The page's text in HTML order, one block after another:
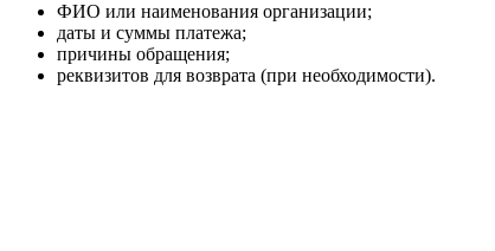
ФИО или наименования организации;
даты и суммы платежа;
причины обращения;
реквизитов для возврата (при необходимости).